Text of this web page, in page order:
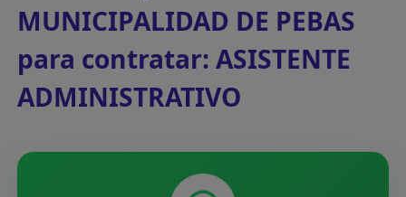
MUNICIPALIDAD DE PEBAS
para contratar: ASISTENTE
ADMINISTRATIVO